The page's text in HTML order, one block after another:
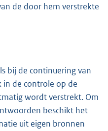
de door hem verstrekte
bij de continuering van
de controle op de
wordt verstrekt. Om
beschikt het
uit eigen bronnen